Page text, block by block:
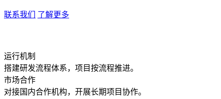
联系我们 了解更多
运行机制
搭建研发流程体系，项目按流程推进。
市场合作
对接国内合作机构，开展长期项目协作。